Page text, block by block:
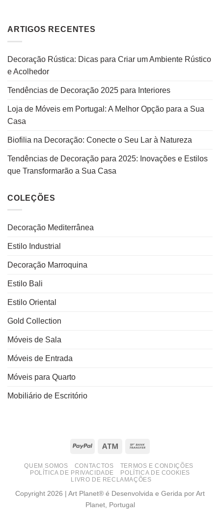
ARTIGOS RECENTES
Decoração Rústica: Dicas para Criar um Ambiente Rústico
e Acolhedor
Tendências de Decoração 2025 para Interiores
Loja de Móveis em Portugal: A Melhor Opção para a Sua
Casa
Biofilia na Decoração: Conecte o Seu Lar à Natureza
Tendências de Decoração para 2025: Inovações e Estilos
que Transformarão a Sua Casa
COLEÇÕES
Decoração Mediterrânea
Estilo Industrial
Decoração Marroquina
Estilo Bali
Estilo Oriental
Gold Collection
Móveis de Sala
Móveis de Entrada
Móveis para Quarto
Mobiliário de Escritório
PayPal Atm
QUEM SOMOS CONTACTOS
TERMOS E CONDIÇÕES
POLÍTICA DE PRIVACIDADE
POLÍTICA DE COOKIES
LIVRO DE RECLAMAÇÕES
Copyright 2026 | Art Planet® é Desenvolvida e Gerida por Art
Planet, Portugal